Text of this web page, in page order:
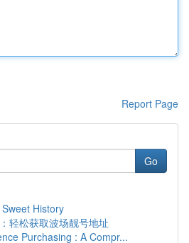
Report Page
Go
History
轻松获取波场靓号地址
Purchasing : A Compr...